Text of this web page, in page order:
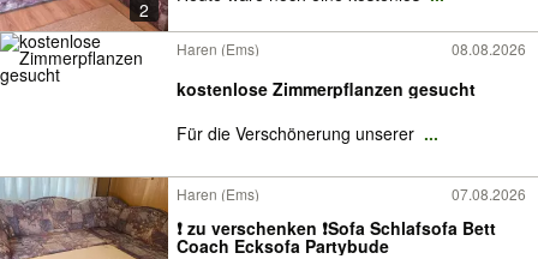
2
Haren (Ems) 08.08.2026
kostenlose Zimmerpflanzen gesucht
Für die Verschönerung unserer ...
Haren (Ems) 07.08.2026
❗️ zu verschenken ❗️Sofa Schlafsofa Bett
Coach Ecksofa Partybude